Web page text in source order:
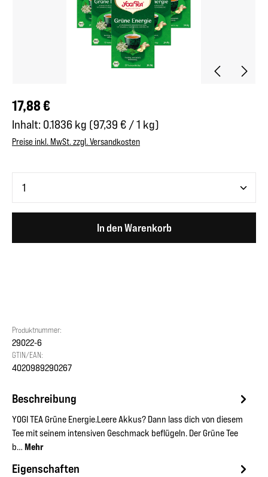
Regulärer Preis:
17,88 €
Inhalt: 0.1836 kg (97,39 € / 1 kg)
Preise inkl. MwSt. zzgl. Versandkosten
In den Warenkorb
Produktnummer:
29022-6
GTIN/EAN:
4020989290267
Beschreibung
YOGI TEA Grüne Energie.Leere Akkus? Dann lass dich von diesem
Tee mit seinem intensiven Geschmack beflügeln. Der Grüne Tee
b… Mehr
Eigenschaften